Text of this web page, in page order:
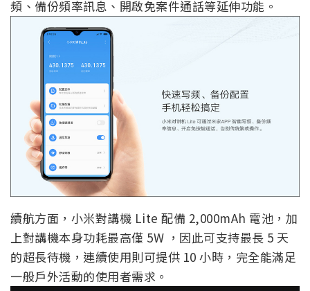
頻、備份頻率訊息、開啟免案件通話等延伸功能。
續航方面，小米對講機 Lite 配備 2,000mAh 電池，加
上對講機本身功耗最高僅 5W ，因此可支持最長 5 天
的超長待機，連續使用則可提供 10 小時，完全能滿足
一般戶外活動的使用者需求。